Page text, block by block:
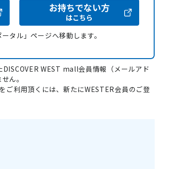
お持ちでない方
はこちら
タル」ページへ移動します。
WEST mall会員情報（メールアド
ん。
ご利用頂くには、新たにWESTER会員のご登